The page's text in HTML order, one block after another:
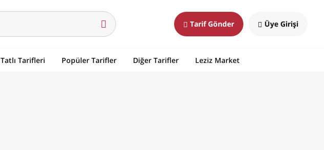
Tarif Gönder Üye Girişi
Tatlı Tarifleri Popüler Tarifler Diğer Tarifler Leziz Market